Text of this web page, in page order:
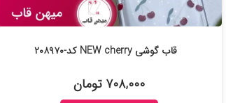
قاب گوشی NEW cherry کد-۲۰۸۹۷۰
۷۰۸,۰۰۰ تومان